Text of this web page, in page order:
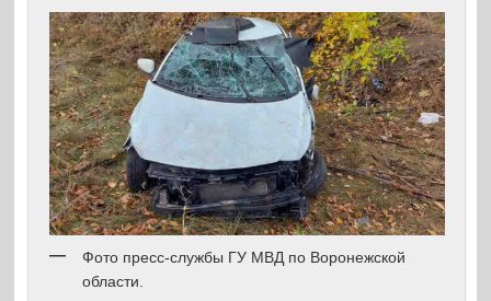
Фото пресс-службы ГУ МВД по Воронежской
области.